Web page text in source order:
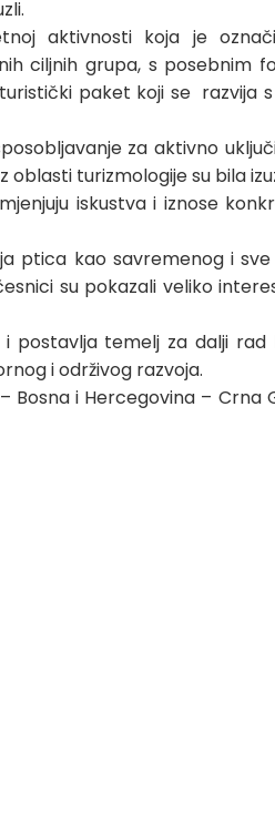
aktivnosti koja je
ciljnih grupa, s posebnim
paket koji se razvija
za aktivno
turizmologije su bila
iskustva i iznose
kao savremenog i
su pokazali veliko
temelj za dalji
i održivog razvoja.
i Hercegovina – Crna